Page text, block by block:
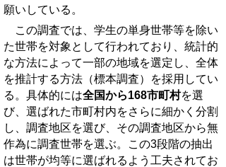
願いしている。
この調査では、学生の単身世帯等を除い
た世帯を対象として行われており、統計的
な方法によって一部の地域を選定し、全体
を推計する方法（標本調査）を採用してい
る。具体的には全国から168市町村を選
び、選ばれた市町村内をさらに細かく分割
し、調査地区を選び、その調査地区から無
作為に調査世帯を選ぶ。この3段階の抽出
は世帯が均等に選ばれるよう工夫されてお